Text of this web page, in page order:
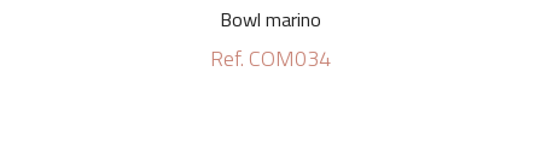
Bowl marino
Ref. COM034